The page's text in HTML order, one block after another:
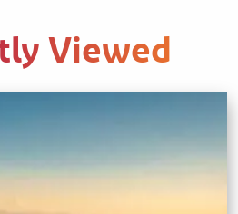
Viewed